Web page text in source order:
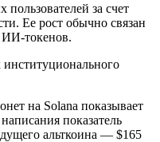
пользователей за счет
Ее рост обычно связан
токенов.
на Solana показывает
показатель
альткоина — $165